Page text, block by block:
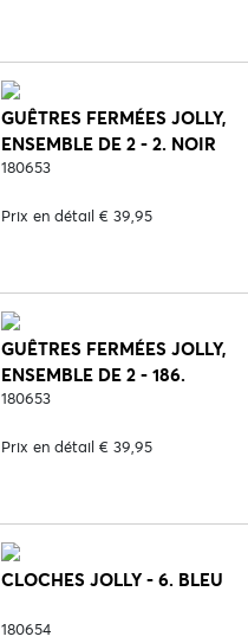
GUÊTRES FERMÉES JOLLY,
ENSEMBLE DE 2 - 2. NOIR
180653
Prix en détail € 39,95
GUÊTRES FERMÉES JOLLY,
ENSEMBLE DE 2 - 186.
PINK
180653
Prix en détail € 39,95
CLOCHES JOLLY - 6. BLEU
180654